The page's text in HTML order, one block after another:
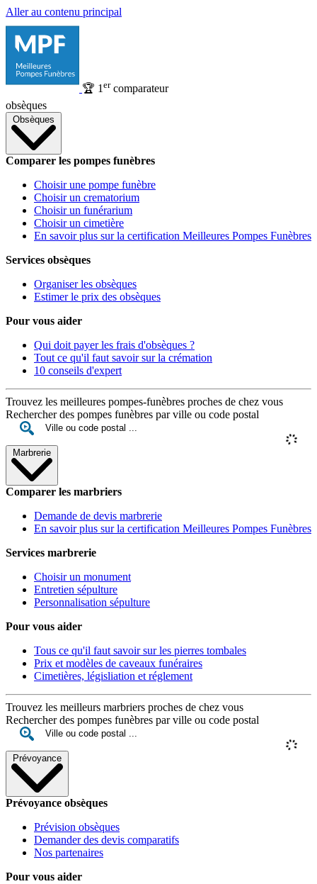
Aller au contenu principal
🏆 1 ercomparateur
obsèques
Obsèques
Comparer les pompes funèbres
Choisir une pompe funèbre
Choisir un crematorium
Choisir un funérarium
Choisir un cimetière
En savoir plus sur la certification Meilleures Pompes Funèbres
Services obsèques
Organiser les obsèques
Estimer le prix des obsèques
Pour vous aider
Qui doit payer les frais d'obsèques ?
Tout ce qu'il faut savoir sur la crémation
10 conseils d'expert
Trouvez les meilleures pompes-funèbres proches de chez vous
Rechercher des pompes funèbres par ville ou code postal
Marbrerie
Comparer les marbriers
Demande de devis marbrerie
En savoir plus sur la certification Meilleures Pompes Funèbres
Services marbrerie
Choisir un monument
Entretien sépulture
Personnalisation sépulture
Pour vous aider
Tous ce qu'il faut savoir sur les pierres tombales
Prix et modèles de caveaux funéraires
Cimetières, législiation et réglement
Trouvez les meilleurs marbriers proches de chez vous
Rechercher des pompes funèbres par ville ou code postal
Prévoyance
Prévoyance obsèques
Prévision obsèques
Demander des devis comparatifs
Nos partenaires
Pour vous aider